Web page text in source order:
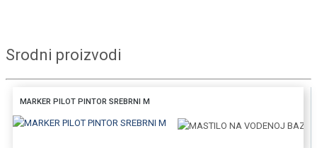
Srodni proizvodi
MARKER PILOT PINTOR SREBRNI M